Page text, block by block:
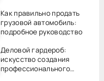
Как правильно продать
грузовой автомобиль:
подробное руководство
Деловой гардероб:
искусство создания
профессионального